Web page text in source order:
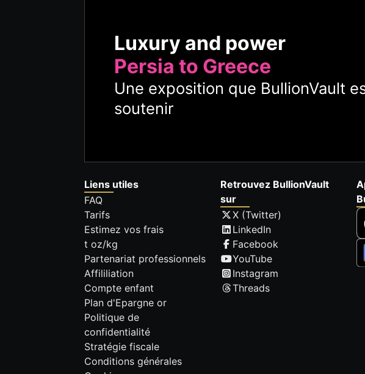
Luxury and power
Persia to Greece
Une exposition que BullionVault
soutenir
Liens utiles
FAQ
Tarifs
Estimez vos frais
t oz/kg
Partenariat professionnels
Affililiation
Compte enfant
Plan d'Epargne or
Politique de
confidentialité
Stratégie fiscale
Conditions générales
Retrouvez BullionVault
sur
X (Twitter)
LinkedIn
Facebook
YouTube
Instagram
Threads